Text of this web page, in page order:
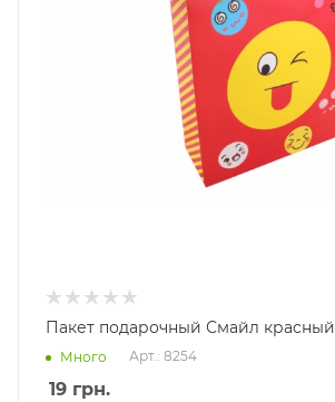
Пакет подарочный Смайл красный
Много Арт.: 8254
19 грн.